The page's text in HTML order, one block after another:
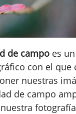
de campo es
con el que
nuestras
de campo